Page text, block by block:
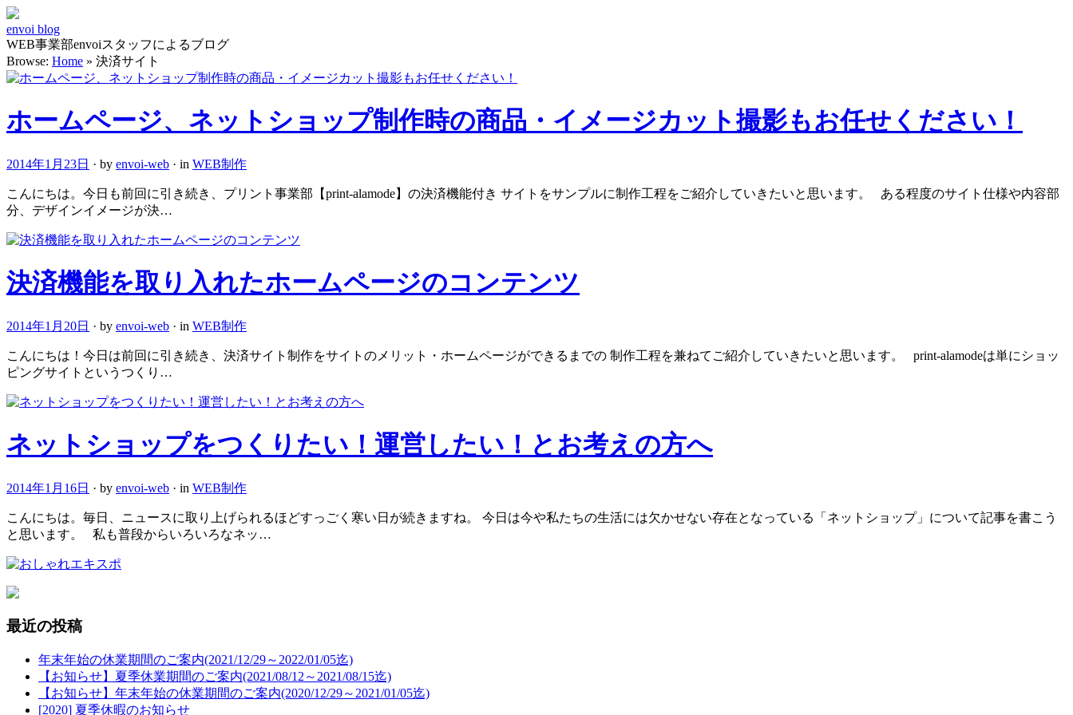
envoi blog
WEB事業部envoiスタッフによるブログ
Browse: Home » 決済サイト
ホームページ、ネットショップ制作時の商品・イメージカット撮影もお任せください！
2014年1月23日 · by envoi-web · in WEB制作
こんにちは。今日も前回に引き続き、プリント事業部【print-alamode】の決済機能付き サイトをサンプルに制作工程をご紹介していきたいと思います。 ある程度のサイト仕様や内容部
分、デザインイメージが決…
決済機能を取り入れたホームページのコンテンツ
2014年1月20日 · by envoi-web · in WEB制作
こんにちは！今日は前回に引き続き、決済サイト制作をサイトのメリット・ホームページができるまでの 制作工程を兼ねてご紹介していきたいと思います。 print-alamodeは単にショッ
ピングサイトというつくり…
ネットショップをつくりたい！運営したい！とお考えの方へ
2014年1月16日 · by envoi-web · in WEB制作
こんにちは。毎日、ニュースに取り上げられるほどすっごく寒い日が続きますね。 今日は今や私たちの生活には欠かせない存在となっている「ネットショップ」について記事を書こう
と思います。 私も普段からいろいろなネッ…
最近の投稿
年末年始の休業期間のご案内(2021/12/29～2022/01/05迄)
【お知らせ】夏季休業期間のご案内(2021/08/12～2021/08/15迄)
【お知らせ】年末年始の休業期間のご案内(2020/12/29～2021/01/05迄)
[2020] 夏季休暇のお知らせ